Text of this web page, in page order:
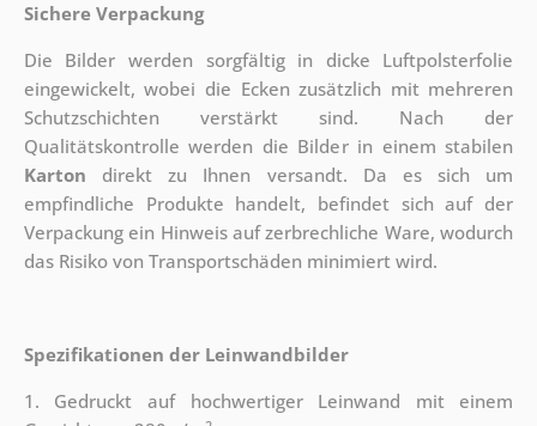
Sichere Verpackung
Die Bilder werden sorgfältig in dicke Luftpolsterfolie
eingewickelt, wobei die Ecken zusätzlich mit mehreren
Schutzschichten verstärkt sind. Nach der
Qualitätskontrolle werden die Bilder in einem stabilen
Karton direkt zu Ihnen versandt. Da es sich um
empfindliche Produkte handelt, befindet sich auf der
Verpackung ein Hinweis auf zerbrechliche Ware, wodurch
das Risiko von Transportschäden minimiert wird.
Spezifikationen der Leinwandbilder
1. Gedruckt auf hochwertiger Leinwand mit einem